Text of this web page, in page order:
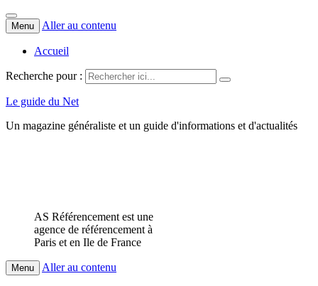
Menu Aller au contenu
Accueil
Recherche pour :
Le guide du Net
Un magazine généraliste et un guide d'informations et d'actualités
AS Référencement est une
agence de référencement à
Paris et en Ile de France
Menu Aller au contenu